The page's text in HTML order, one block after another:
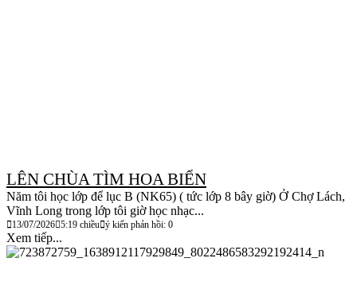
LÊN CHÙA TÌM HOA BIỂN
Năm tôi học lớp để lục B (NK65) ( tức lớp 8 bây giờ) Ở Chợ Lách,
Vĩnh Long trong lớp tôi giờ học nhạc...
13/07/2026 5:19 chiều ý kiến phản hồi: 0
Xem tiếp...